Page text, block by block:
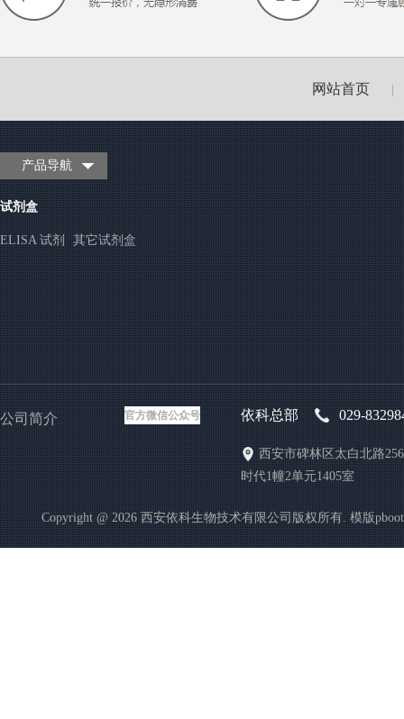
网站首页
产品导航
试剂盒
ELISA 试剂
盒
其它试剂盒
公司简介 官方微信公众号 依科总部 029-
西安市碑林区太白北路
时代1幢2单元1405室
Copyright @ 2026 西安依科生物技术有限公司版权所有. 模版